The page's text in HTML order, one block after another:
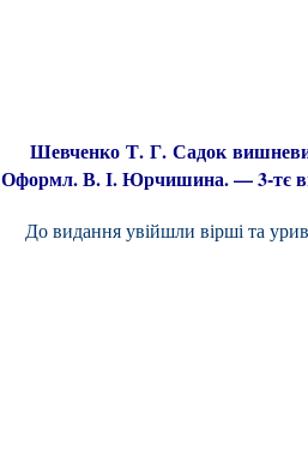
Шевченко Т. Г. Садок
Оформл. В. І. Юрчишина. — 3-тє
До видання увійшли вірші та